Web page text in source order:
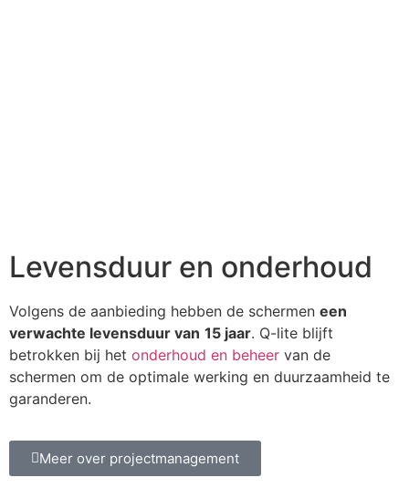
Levensduur en onderhoud
Volgens de aanbieding hebben de schermen een
verwachte levensduur van 15 jaar. Q-lite blijft
betrokken bij het onderhoud en beheer van de
schermen om de optimale werking en duurzaamheid te
garanderen.
Meer over projectmanagement